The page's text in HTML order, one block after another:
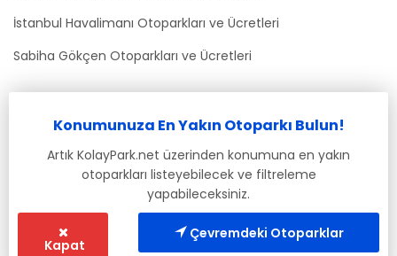
İstanbul Havalimanı Otoparkları ve Ücretleri
Sabiha Gökçen Otoparkları ve Ücretleri
Konumunuza En Yakın Otoparkı Bulun!
Artık KolayPark.net üzerinden konumuna en yakın
otoparkları listeyebilecek ve filtreleme
yapabileceksiniz.
Kapat
Çevremdeki Otoparklar